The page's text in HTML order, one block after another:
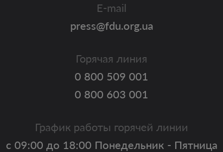
E-mail
press@fdu.org.ua
Горячая линия
0 800 509 001
0 800 603 001
График работы горячей линии
с 09:00 до 18:00 Понедельник - Пятница